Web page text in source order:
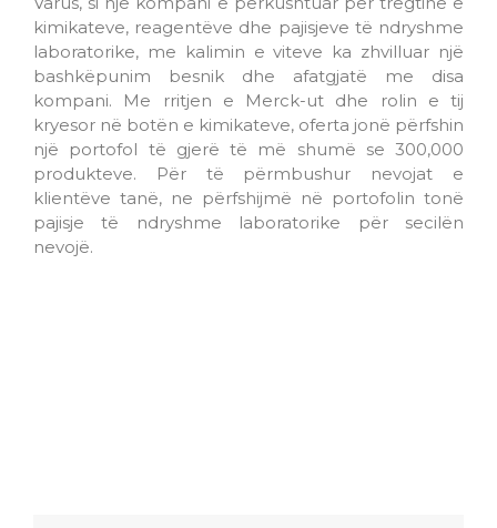
kimikateve, reagentëve dhe pajisjeve të ndryshme
laboratorike, me kalimin e viteve ka zhvilluar një
bashkëpunim besnik dhe afatgjatë me disa
kompani. Me rritjen e Merck-ut dhe rolin e tij
kryesor në botën e kimikateve, oferta jonë përfshin
një portofol të gjerë të më shumë se 300,000
produkteve. Për të përmbushur nevojat e
klientëve tanë, ne përfshijmë në portofolin tonë
pajisje të ndryshme laboratorike për secilën
nevojë.